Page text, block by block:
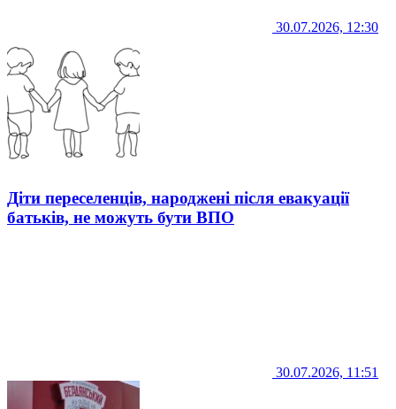
30.07.2026, 12:30
Діти переселенців, народжені після евакуації
батьків, не можуть бути ВПО
30.07.2026, 11:51